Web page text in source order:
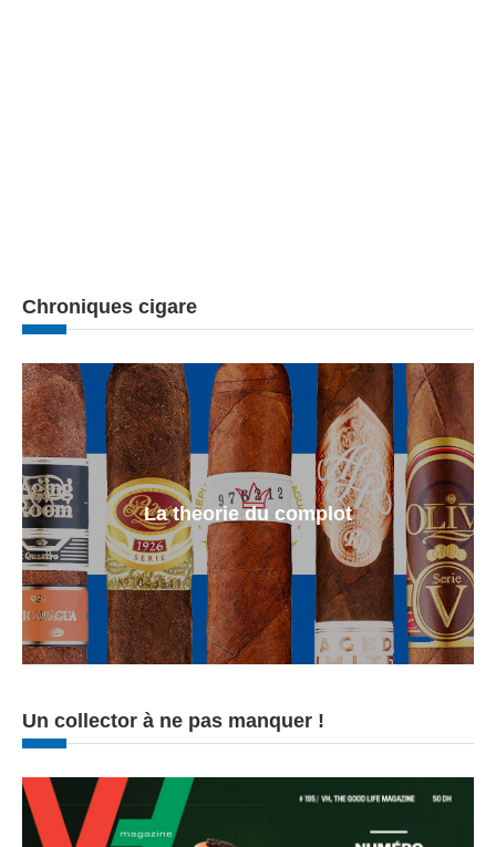
Chroniques cigare
La theorie du complot
Un collector à ne pas manquer !